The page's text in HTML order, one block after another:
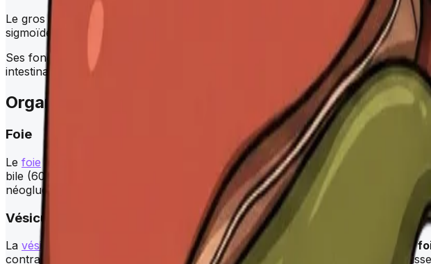
Le gros intestin mesure environ 1,5 mètre et encadre l'intestin grêle. Il
sigmoïde), le
rectum
Ses fonctions principales sont la réabsorption d'eau et d'électrolytes, la
intestinal. Le
rectum stocke les fèces jusqu'à la défécation, contrôlée par deux
Organes digestifs annexes
Foie
Le foieest la plus volumineuse glande du corps (environ 1,5 kg). Il est situé
bile (600 à 1000 ml par jour), indispensable à l'émulsification des graisses.
néoglucogenèse), le métabolisme lipidique et protéique, la détoxification et la
Vésicule biliaire
La vésicule biliaire est une poche de 7 à 10 cm accolée à la face inférieure du
contracte en réponse à la cholécystokinine (CCK) lors de la digestion des